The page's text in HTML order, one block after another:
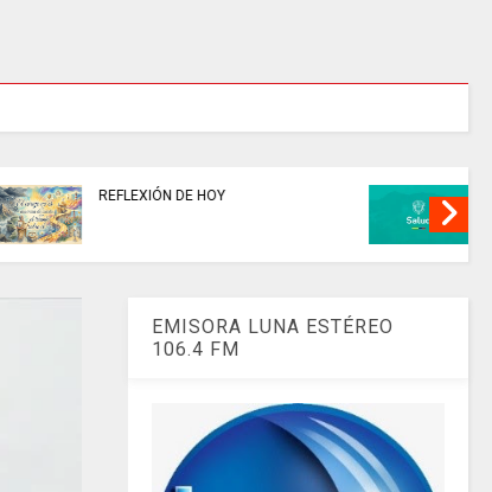
ESTA ES LA BIBLIOTECA
Nacional Digital de Colombia –
EMISORA LUNA ESTÉREO
106.4 FM